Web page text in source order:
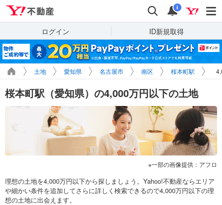
検索 通知
i
ログイン ID新規取得
土地 愛知県 名古屋市 南区 桜本町駅
桜本町駅（愛知県）の4,000万円以下の土地
一部の画像提供：アフロ
理想の土地を4,000万円以下から探しましょう。Yahoo!不動産ならエリア
や細かい条件を追加してさらに詳しく検索できるので4,000万円以下の理
想の土地に出会えます。